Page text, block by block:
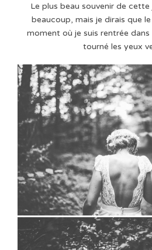
Le plus beau souvenir de
beaucoup, mais je dirais que
moment où je suis rentrée dans
tourné les yeux